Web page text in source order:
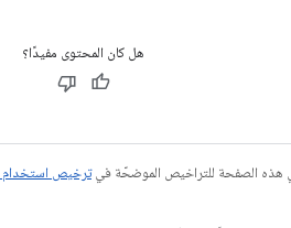
هل كان المحتوى مفيدًا؟
هذه الصفحة للتراخيص الموضحّة فيترخيص استخدام